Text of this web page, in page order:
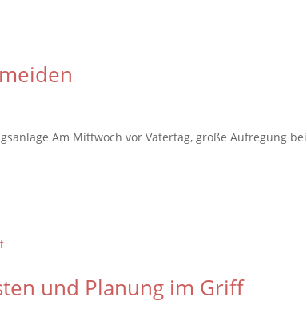
Am Mittwoch vor Vatertag, große Aufregung bei
und Planung im Griff